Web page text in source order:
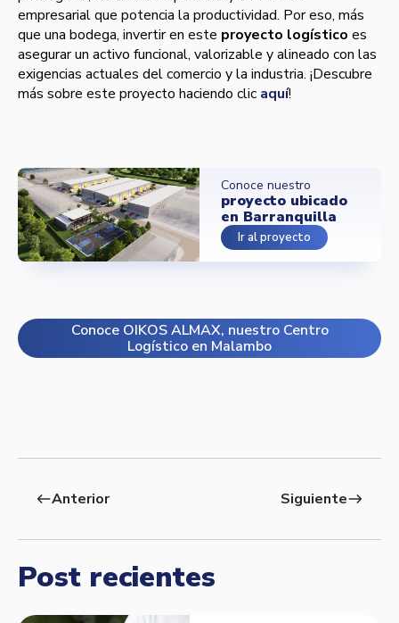
empresarial que potencia la productividad. Por eso, más
que una bodega, invertir en este proyecto logístico es
asegurar un activo funcional, valorizable y alineado con las
exigencias actuales del comercio y la industria. ¡Descubre
más sobre este proyecto haciendo clic aquí!
Conoce nuestro
proyecto ubicado
en Barranquilla
Ir al proyecto
Conoce OIKOS ALMAX, nuestro Centro
Logístico en Malambo
westAnterior Siguienteeast
Post recientes